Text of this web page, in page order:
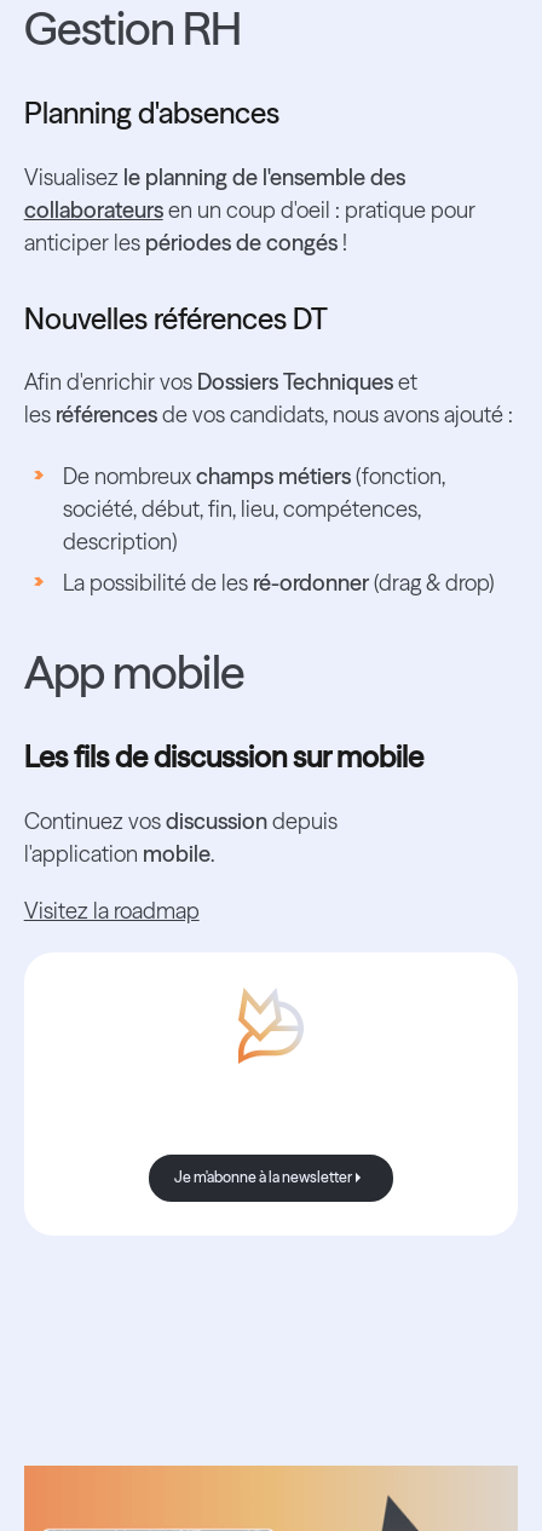
Gestion RH
Planning d'absences
Visualisez le planning de l'ensemble des
collaborateursen un coup d'oeil : pratique pour
anticiper les périodes de congés!
Nouvelles références DT
Afin d'enrichir vos Dossiers Techniqueset
les référencesde vos candidats, nous avons ajouté :
De nombreuxchamps métiers(fonction,
société, début, fin, lieu, compétences,
description)
La possibilité de les ré-ordonner(drag & drop)
App mobile
Les fils de discussion sur mobile
Continuez vosdiscussiondepuis
l'application mobile.
Visitez la roadmap
Je m'abonne à la newsletter
Je m'abonne à la newsletter